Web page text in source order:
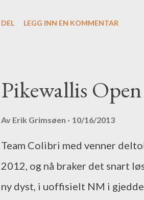
fysisk enn Lowrance 83/200-
giverne fungerer utmerket slik
DEL LEGG INN EN KOMMENTAR
Pikewallis
Av Erik Grimsøen 10/16/2013
Team Colibri med venner
2012, og nå braker det snart
ny dyst, i uoffisielt NM i